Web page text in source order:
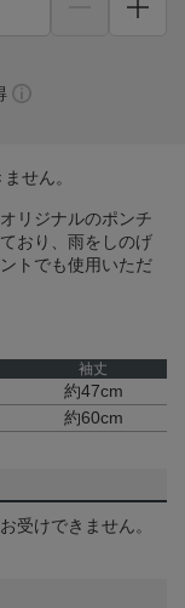
せん。
リジナルのポンチ
おり、雨をしのげ
トでも使用いただ
袖丈
約47cm
約60cm
受けできません。